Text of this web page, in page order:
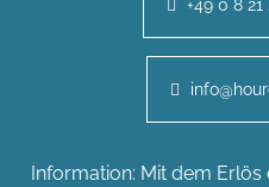
+49 0 8
Information: Mit dem